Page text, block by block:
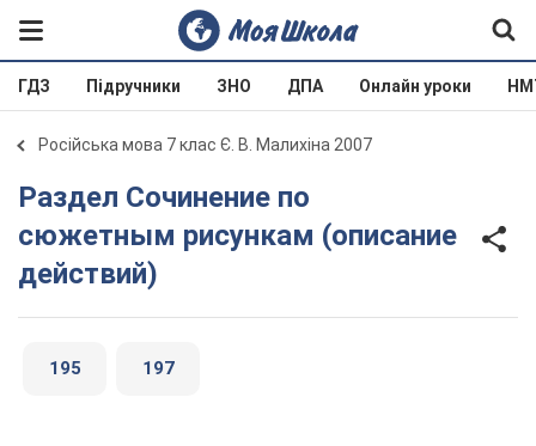
ГДЗ Підручники ЗНО ДПА Онлайн уроки
Російська мова 7 клас Є. В. Малихіна 2007
Раздел Сочинение по
сюжетным рисункам (описание
действий)
195 197